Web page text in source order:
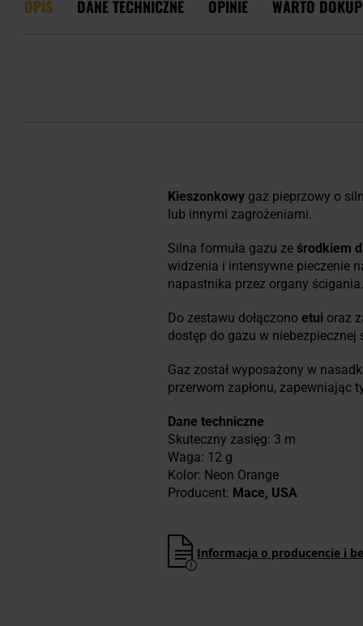
OPIS DANE TECHNICZNE OPINIE WARTO
Kieszonkowy gaz pieprzowy o
lub innymi zagrożeniami.
Silna formuła gazu ze środkiem
widzenia i intensywne pieczenie
napastnika przez organy ścigania.
Do zestawu dołączono etui oraz
dostęp do gazu w niebezpiecznej
Gaz został wyposażony w
przerwom zapłonu, zapewniając
Dane techniczne
Skuteczny zasięg: 3 m
Waga: 12 g
Kolor: Neon Orange
Producent: Mace, USA
Informacja o producencie i